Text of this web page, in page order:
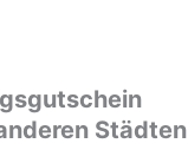
Städten